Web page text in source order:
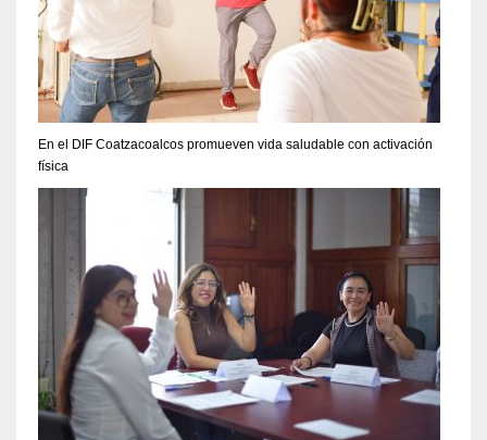
En el DIF Coatzacoalcos promueven vida saludable con activación
física